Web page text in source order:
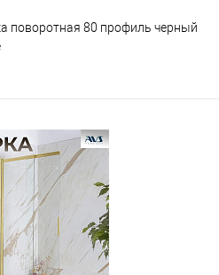
поворотная 80 профиль черный
В корзину
В наличии